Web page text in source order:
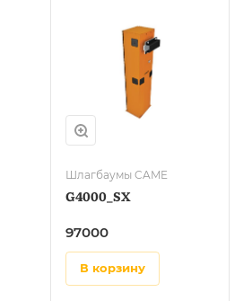
Шлагбаумы CAME
G4000_SX
97000
в корзину